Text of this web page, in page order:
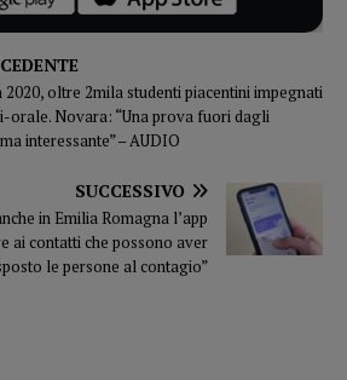
2020, oltre 2mila studenti piacentini impegnati
orale. Novara: “Una prova fuori dagli
interessante” – AUDIO
SUCCESSIVO
in Emilia Romagna l’app
ai contatti che possono aver
le persone al contagio”